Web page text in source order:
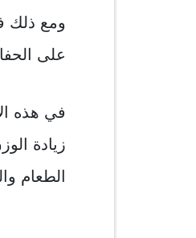
ومع ذلك
على
في هذه
زيادة
الطعام